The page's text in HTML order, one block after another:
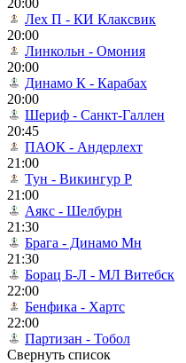
20:00
Лех П - КИ Клаксвик
20:00
Линкольн - Омония
20:00
Динамо К - Карабах
20:00
Шериф - Санкт-Галлен
20:45
ПАОК - Андерлехт
21:00
Тун - Викингур Р
21:00
Аякс - Шелбурн
21:30
Брага - Динамо Мн
21:30
Борац Б-Л - МЛ Витебск
22:00
Бенфика - Хартс
22:00
Партизан - Тобол
Свернуть список